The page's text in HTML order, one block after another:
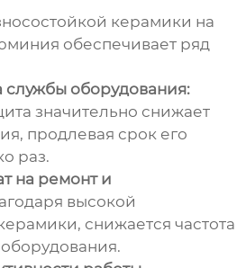
керамики на
обеспечивает ряд
службы оборудования:
значительно снижает
продлевая срок его
раз.
на ремонт и
высокой
снижается частота